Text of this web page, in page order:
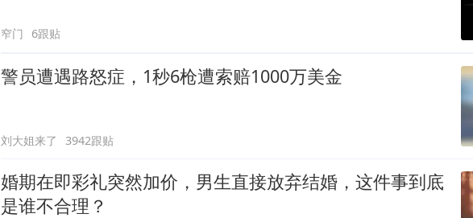
窄门 6跟贴
警员遭遇路怒症，1秒6枪遭索赔1000万美金
刘大姐来了 3942跟贴
婚期在即彩礼突然加价，男生直接放弃结婚，这件事到底
是谁不合理？